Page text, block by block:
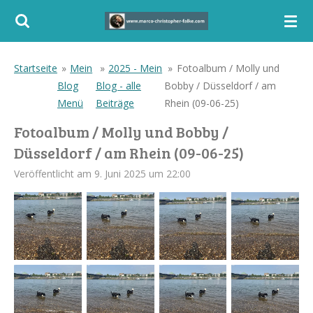
Zum
Startseite » Mein
Blog
Menü
» 2025 - Mein
Blog - alle
Beiträge
» Fotoalbum / Molly und
Bobby / Düsseldorf / am
Rhein (09-06-25)
Fotoalbum / Molly und Bobby /
Düsseldorf / am Rhein (09-06-25)
Veröffentlicht am 9. Juni 2025 um 22:00